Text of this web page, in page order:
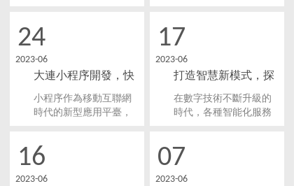
服務。不管您是想要開
是企業內部使用的內部
管理小程序，我們都能
夠根據您的需求，量身
定制合適的解決方案。
問題。那么大連小程序
呢？
24
2023-06
大連小程序開發，快
速實現業務數字化轉
型！
小程序作為移動互聯網
時代的新型應用平臺，
業，本文將從以下幾個
相關信息，以及如何快
17
2023-06
打造智慧新模式，探
索大連醫療小程序開
發功能與獨特魅力！
在數字技術不斷升級的
時代，各種智能化服務
務廣大居民，許多地方
發，大連市也不例外。
16
2023-06
07
2023-06